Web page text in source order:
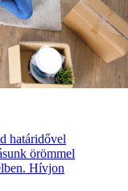
határidővel
örömmel
Hívjon